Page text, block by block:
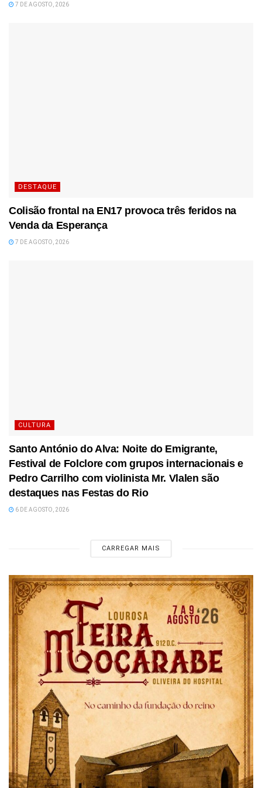
7 DE AGOSTO, 2026
DESTAQUE
Colisão frontal na EN17 provoca três feridos na
Venda da Esperança
7 DE AGOSTO, 2026
CULTURA
Santo António do Alva: Noite do Emigrante,
Festival de Folclore com grupos internacionais e
Pedro Carrilho com violinista Mr. Vlalen são
destaques nas Festas do Rio
6 DE AGOSTO, 2026
CARREGAR MAIS